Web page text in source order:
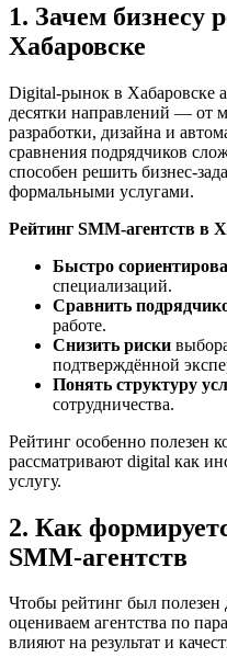
1. Зачем бизнесу
Хабаровске
Digital-рынок в Хабаровске
десятки направлений — от
разработки, дизайна и
сравнения подрядчиков
способен решить бизнес-
формальными услугами.
Рейтинг SMM‑агентств в
Быстро
специализаций.
Сравнить
работе.
Снизить риски
подтверждённой
Понять структуру
сотрудничества.
Рейтинг особенно полезен
рассматривают digital как
услугу.
2. Как
SMM‑агентств
Чтобы рейтинг был
оцениваем агентства по
влияют на результат и